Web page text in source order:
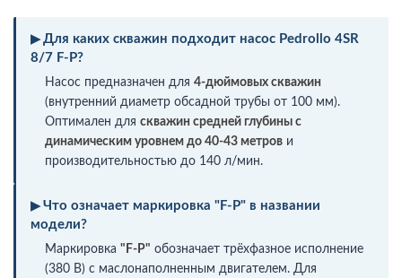
Для каких скважин подходит насос Pedrollo 4SR
8/7 F-P?
Насос предназначен для 4-дюймовых скважин
(внутренний диаметр обсадной трубы от 100 мм).
Оптимален для скважин средней глубины с
динамическим уровнем до 40-43 метров и
производительностью до 140 л/мин.
Что означает маркировка "F-P" в названии
модели?
Маркировка "F-P" обозначает трёхфазное исполнение
(380 В) с маслонаполненным двигателем. Для